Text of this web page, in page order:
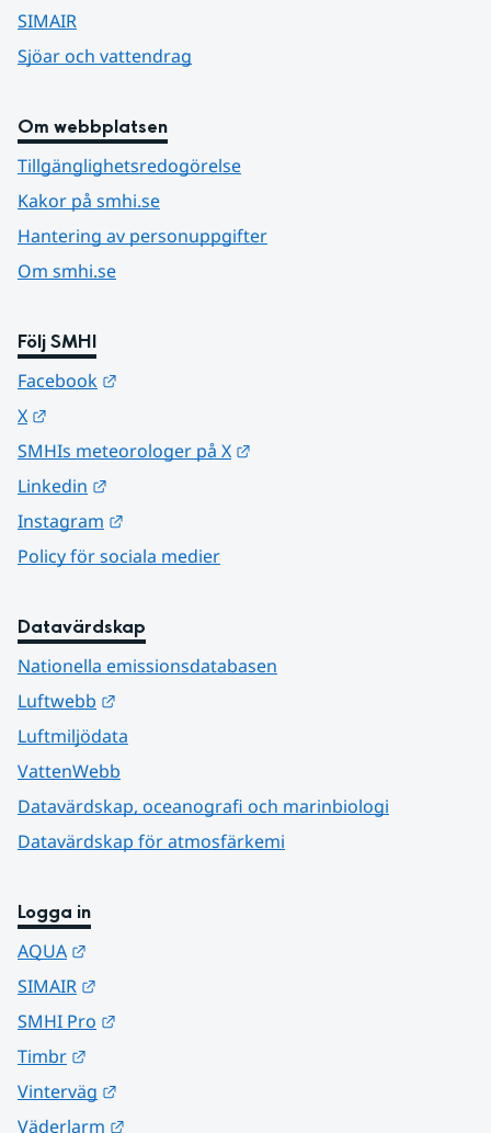
SIMAIR
Sjöar och vattendrag
Om webbplatsen
Tillgänglighetsredogörelse
Kakor på smhi.se
Hantering av personuppgifter
Om smhi.se
Följ SMHI
Facebook
X
SMHIs meteorologer på X
Linkedin
Instagram
Policy för sociala medier
Datavärdskap
Nationella emissionsdatabasen
Luftwebb
Luftmiljödata
VattenWebb
Datavärdskap, oceanografi och marinbiologi
Datavärdskap för atmosfärkemi
Logga in
AQUA
SIMAIR
SMHI Pro
Timbr
Vinterväg
Väderlarm